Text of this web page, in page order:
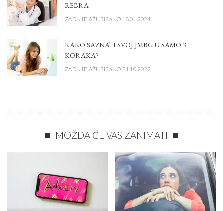
REBRA
ZADNJE AŽURIRANO 18.01.2024.
KAKO SAZNATI SVOJ JMBG U SAMO 3
KORAKA?
ZADNJE AŽURIRANO 31.10.2022.
MOŽDA ĆE VAS ZANIMATI